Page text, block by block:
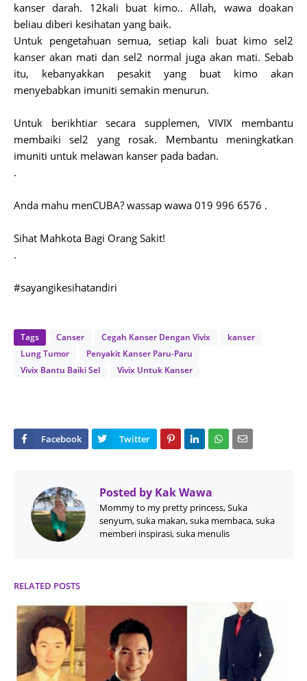
kanser darah. 12kali buat kimo.. Allah, wawa doakan
beliau diberi kesihatan yang baik.
Untuk pengetahuan semua, setiap kali buat kimo sel2
kanser akan mati dan sel2 normal juga akan mati. Sebab
itu, kebanyakkan pesakit yang buat kimo akan
menyebabkan imuniti semakin menurun.
Untuk berikhtiar secara supplemen, VIVIX membantu
membaiki sel2 yang rosak. Membantu meningkatkan
imuniti untuk melawan kanser pada badan.
.
Anda mahu menCUBA? wassap wawa 019 996 6576 .
Sihat Mahkota Bagi Orang Sakit!
.
#sayangikesihatandiri
Tags Canser Cegah Kanser Dengan Vivix
kanser
Lung Tumor
Penyakit Kanser Paru-Paru
Vivix Bantu Baiki Sel
Vivix Untuk Kanser
Posted by Kak Wawa
Mommy to my pretty princess, Suka
senyum, suka makan, suka membaca, suka
memberi inspirasi, suka menulis
RELATED POSTS